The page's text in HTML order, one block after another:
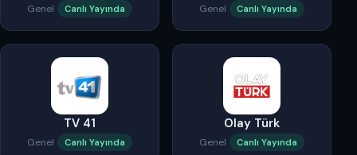
Genel Canlı Yayında Genel Canlı Yayında
TV 41
Genel Canlı Yayında
Olay Türk
Genel Canlı Yayında